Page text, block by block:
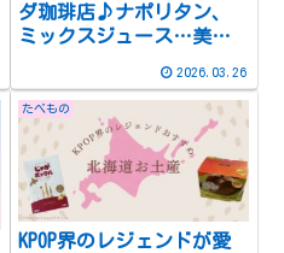
ダ珈琲店♪ナポリタン、
ミックスジュース…美味
も追加購入で先行投資
2026.03.26
たべもの
KPOP界のレジェンドが愛